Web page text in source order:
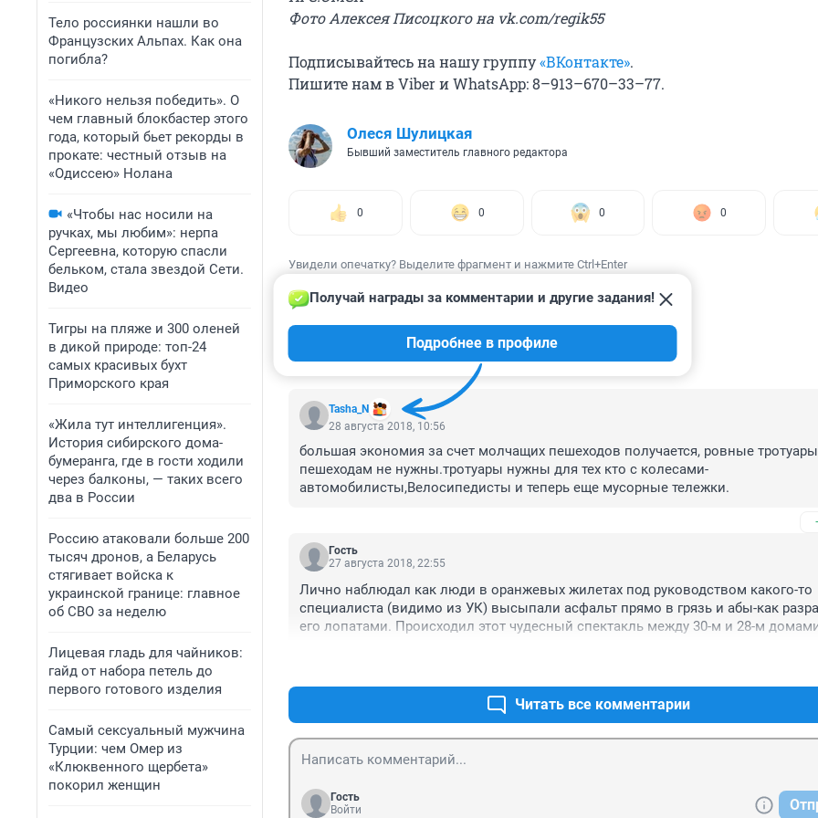
Тело россиянки нашли во
Французских Альпах. Как она
погибла?
«Никого нельзя победить». О
чем главный блокбастер этого
года, который бьет рекорды в
прокате: честный отзыв на
«Одиссею» Нолана
«Чтобы нас носили на
ручках, мы любим»: нерпа
Сергеевна, которую спасли
бельком, стала звездой Сети.
Видео
Тигры на пляже и 300 оленей
в дикой природе: топ-24
самых красивых бухт
Приморского края
«Жила тут интеллигенция».
История сибирского дома-
бумеранга, где в гости ходили
через балконы, — таких всего
два в России
Россию атаковали больше 200
тысяч дронов, а Беларусь
стягивает войска к
украинской границе: главное
об СВО за неделю
Лицевая гладь для чайников:
гайд от набора петель до
первого готового изделия
Самый сексуальный мужчина
Турции: чем Омер из
«Клюквенного щербета»
покорил женщин
Фото Алексея Писоцкого на vk.com/regik55
Подписывайтесь на нашу группу«ВКонтакте».
Пишите нам в Viber и WhatsApp: 8–913–670–33–77.
Олеся Шулицкая
Бывший заместитель главного редактора
0 0 0 0
Увидели опечатку? Выделите фрагмент и нажмите Ctrl+Enter
КОММЕНТАРИИ 4
Tasha_N
Получай награды за комментарии и другие задания!
Подробнее в профиле
28 августа 2018, 10:56
большая экономия за счет молчащих пешеходов получается, ровные
пешеходам не нужны.тротуары нужны для тех кто с колесами-
автомобилисты,Велосипедисты и теперь еще мусорные тележки.
Гость
27 августа 2018, 22:55
Лично наблюдал как люди в оранжевых жилетах под руководством какого-то
специалиста (видимо из УК) высыпали асфальт прямо в грязь и абы-как
его лопатами. Происходил этот чудесный спектакль между 30-м и 28-м
Читать все комментарии
Гость
Войти